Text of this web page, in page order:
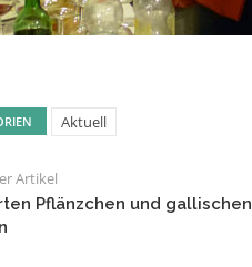
Aktuell
Artikel
Pflänzchen und gallischen